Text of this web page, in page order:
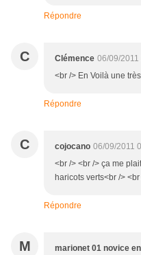
Répondre
C Clémence 06/09/2011
<br /> En Voilà une
Répondre
C cojocano 06/09/2011
<br /> <br /> ça me
haricots verts<br />
Répondre
M marionet 01 novice